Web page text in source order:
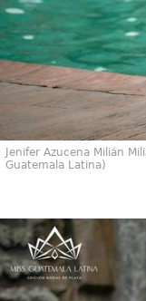
Jenifer Azucena Milián
Guatemala Latina)